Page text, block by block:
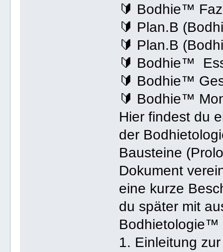
🔰 Bodhie™
🔰 Plan.B
🔰 Plan.B
🔰 Bodhie™
🔰 Bodhie™
🔰 Bodhie™
Hier findest du
der
Bausteine
Dokument
eine kurze
du später mit
Bodhietologie™
1. Einleitung